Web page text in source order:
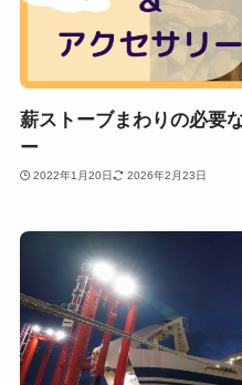
薪ストーブまわりの必要
ー
2022年1月20日 2026年2月23日